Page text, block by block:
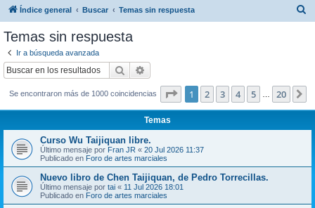
Índice general Buscar Temas sin respuesta
Temas sin respuesta
Ir a búsqueda avanzada
Buscar
Se encontraron más de 1000 coincidencias Página de 20
1 2 3 4 5 20
Temas
Curso Wu Taijiquan libre.
Último mensaje por Fran JR « 20 Jul 2026 11:37
Publicado en Foro de artes marciales
Nuevo libro de Chen Taijiquan, de Pedro Torrecillas.
Último mensaje por tai « 11 Jul 2026 18:01
Publicado en Foro de artes marciales